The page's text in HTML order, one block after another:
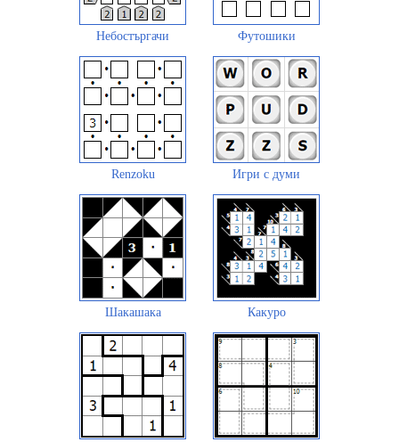
Небостъргачи Футошики
Renzoku Игри с думи
Шакашака Какуро